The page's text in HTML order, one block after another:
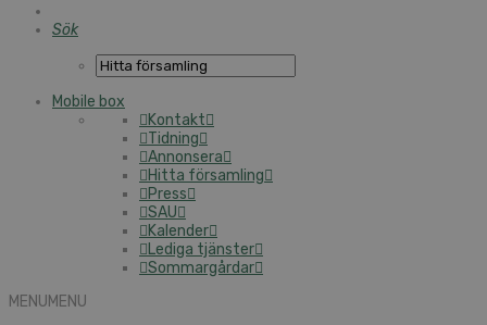
Sök
Mobile box
Kontakt
Tidning
Annonsera
Hitta församling
Press
SAU
Kalender
Lediga tjänster
Sommargårdar
MENUMENU